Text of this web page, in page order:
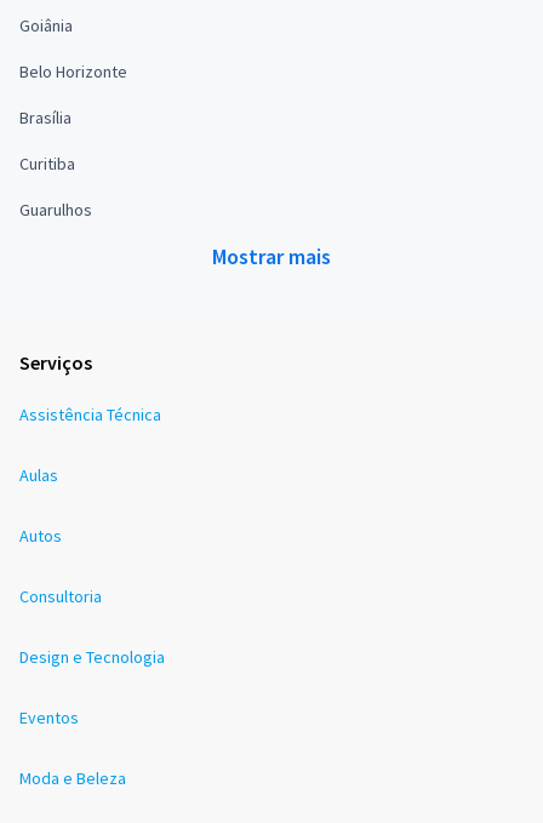
Goiânia
Belo Horizonte
Brasília
Curitiba
Guarulhos
Mostrar mais
Serviços
Assistência Técnica
Aulas
Autos
Consultoria
Design e Tecnologia
Eventos
Moda e Beleza